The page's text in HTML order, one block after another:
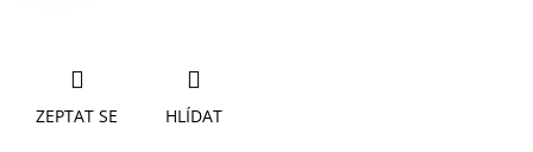
ZEPTAT SE HLÍDAT